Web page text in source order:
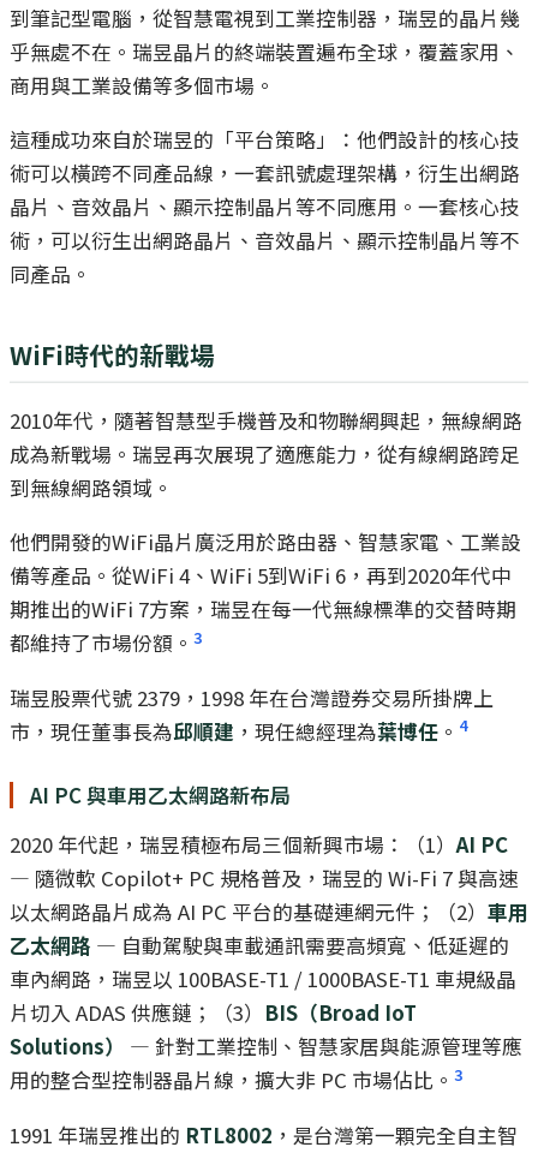
到筆記型電腦，從智慧電視到工業控制器，瑞昱的晶片幾
乎無處不在。瑞昱晶片的終端裝置遍布全球，覆蓋家用、
商用與工業設備等多個市場。
這種成功來自於瑞昱的「平台策略」：他們設計的核心技
術可以橫跨不同產品線，一套訊號處理架構，衍生出網路
晶片、音效晶片、顯示控制晶片等不同應用。一套核心技
術，可以衍生出網路晶片、音效晶片、顯示控制晶片等不
同產品。
WiFi時代的新戰場
2010年代，隨著智慧型手機普及和物聯網興起，無線網路
成為新戰場。瑞昱再次展現了適應能力，從有線網路跨足
到無線網路領域。
他們開發的WiFi晶片廣泛用於路由器、智慧家電、工業設
備等產品。從WiFi 4、WiFi 5到WiFi 6，再到2020年代中
期推出的WiFi 7方案，瑞昱在每一代無線標準的交替時期
都維持了市場份額。 3
瑞昱股票代號 2379，1998 年在台灣證券交易所掛牌上
市，現任董事長為邱順建 ，現任總經理為葉博任 。 4
AI PC 與車用乙太網路新布局
2020 年代起，瑞昱積極布局三個新興市場：（1）AI PC
— 隨微軟 Copilot+ PC 規格普及，瑞昱的 Wi-Fi 7 與高速
以太網路晶片成為 AI PC 平台的基礎連網元件；（2） 車用
乙太網路 — 自動駕駛與車載通訊需要高頻寬、低延遲的
車內網路，瑞昱以 100BASE-T1 / 1000BASE-T1 車規級晶
片切入 ADAS 供應鏈；（3） BIS（Broad IoT
Solutions）
— 針對工業控制、智慧家居與能源管理等應
用的整合型控制器晶片線，擴大非 PC 市場佔比。 3
1991 年瑞昱推出的 RTL8002 ，是台灣第一顆完全自主智